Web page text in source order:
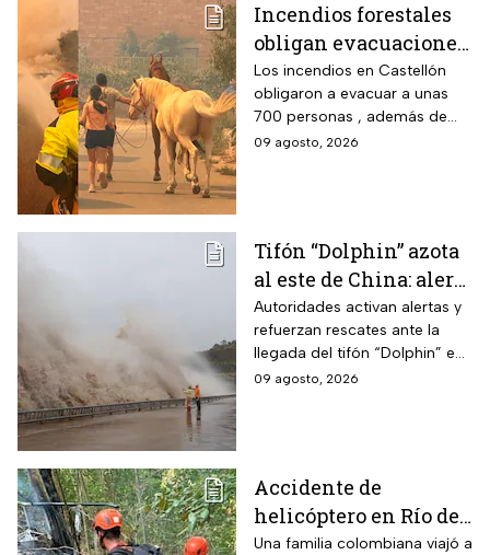
Incendios forestales
obligan evacuaciones
en el este de España |
VIDEO
Los incendios en Castellón
obligaron a evacuar a unas
700 personas , además de
que ya dañaron viviendas y
09 agosto, 2026
Tifón “Dolphin” azota
al este de China: alerta
máxima por
inundaciones y
ráfagas
Autoridades activan alertas y
refuerzan rescates ante la
llegada del tifón “Dolphin” en
el este de China con vientos
09 agosto, 2026
Accidente de
helicóptero en Río de
Janeiro deja muertos;
Una familia colombiana viajó a